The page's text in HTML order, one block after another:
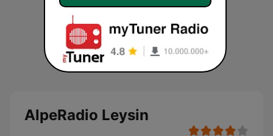
AlpeRadio Leysin